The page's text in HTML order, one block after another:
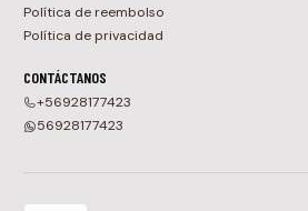
Política de reembolso
Política de privacidad
CONTÁCTANOS
+56928177423
56928177423